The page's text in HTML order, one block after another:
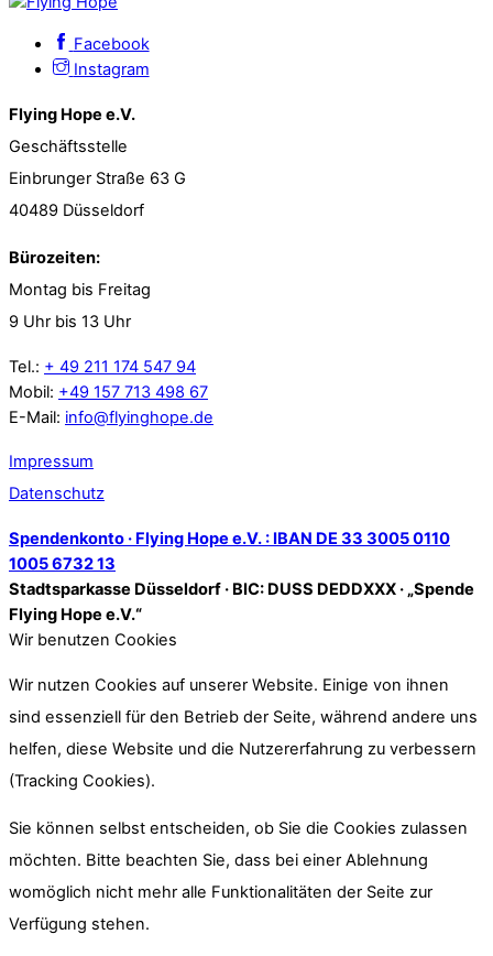
Facebook
Instagram
Flying Hope e.V.
Geschäftsstelle
Einbrunger Straße 63 G
40489 Düsseldorf
Bürozeiten:
Montag bis Freitag
9 Uhr bis 13 Uhr
Tel.: + 49 211 174 547 94
Mobil: +49 157 713 498 67
E-Mail: info@flyinghope.de
Impressum
Datenschutz
Spendenkonto · Flying Hope e.V. : IBAN DE 33 3005 0110
1005 6732 13
Stadtsparkasse Düsseldorf · BIC: DUSS DEDDXXX · „Spende
Flying Hope e.V.“
Wir benutzen Cookies
Wir nutzen Cookies auf unserer Website. Einige von ihnen
sind essenziell für den Betrieb der Seite, während andere uns
helfen, diese Website und die Nutzererfahrung zu verbessern
(Tracking Cookies).
Sie können selbst entscheiden, ob Sie die Cookies zulassen
möchten. Bitte beachten Sie, dass bei einer Ablehnung
womöglich nicht mehr alle Funktionalitäten der Seite zur
Verfügung stehen.